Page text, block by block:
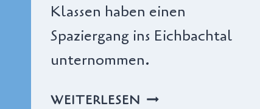
Klassen haben einen
Spaziergang ins Eichbachtal
unternommen.
WEITERLESEN FEUERWEHR,